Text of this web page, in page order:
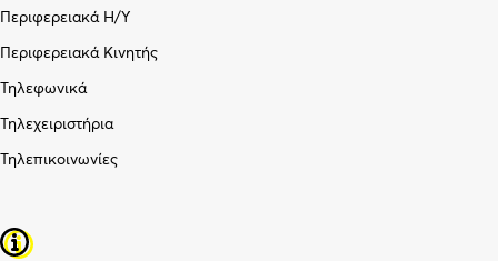
Περιφερειακά Η/Υ
Περιφερειακά Κινητής
Τηλεφωνικά
Τηλεχειριστήρια
Τηλεπικοινωνίες